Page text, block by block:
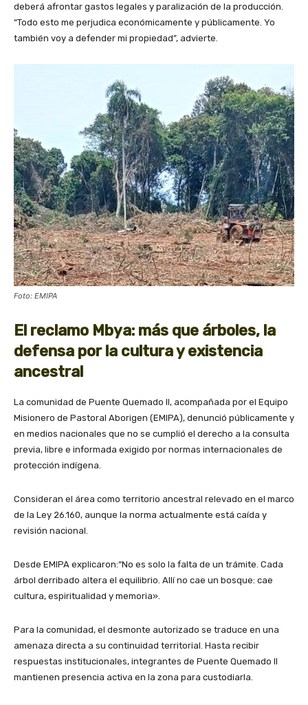
deberá afrontar gastos legales y paralización de la producción.
“Todo esto me perjudica económicamente y públicamente. Yo
también voy a defender mi propiedad”, advierte.
Foto: EMIPA
El reclamo Mbya: más que árboles, la
defensa por la cultura y existencia
ancestral
La comunidad de Puente Quemado II, acompañada por el Equipo
Misionero de Pastoral Aborigen (EMIPA), denunció públicamente y
en medios nacionales que no se cumplió el derecho a la consulta
previa, libre e informada exigido por normas internacionales de
protección indígena.
Consideran el área como territorio ancestral relevado en el marco
de la Ley 26.160, aunque la norma actualmente está caída y
revisión nacional.
Desde EMIPA explicaron:“No es solo la falta de un trámite. Cada
árbol derribado altera el equilibrio. Allí no cae un bosque: cae
cultura, espiritualidad y memoria».
Para la comunidad, el desmonte autorizado se traduce en una
amenaza directa a su continuidad territorial. Hasta recibir
respuestas institucionales, integrantes de Puente Quemado II
mantienen presencia activa en la zona para custodiarla.